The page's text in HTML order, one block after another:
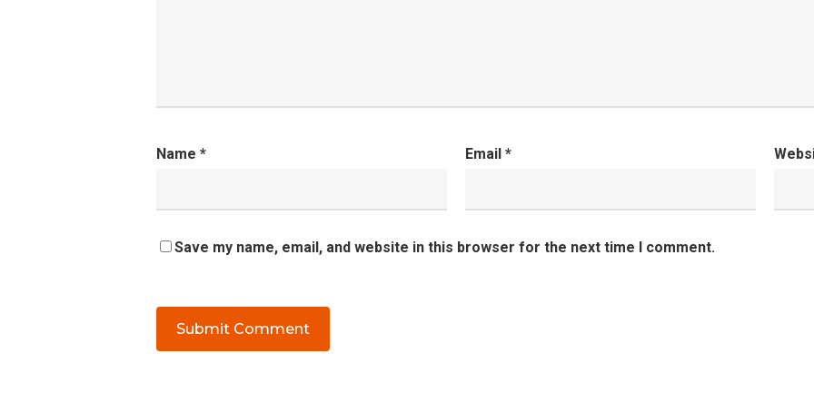
Name * Email *
Save my name, email, and website in this browser for the next time I comment.